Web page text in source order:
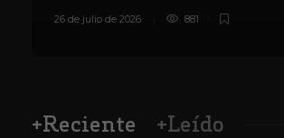
26 de julio de 2026 881
+Reciente +Leído